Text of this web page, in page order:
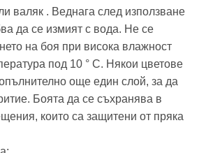
валяк . Веднага след използване
да се измият с вода. Не се
на боя при висока влажност
под 10 ° C. Някои цветове
още един слой, за да
Боята да се съхранява в
които са защитени от пряка